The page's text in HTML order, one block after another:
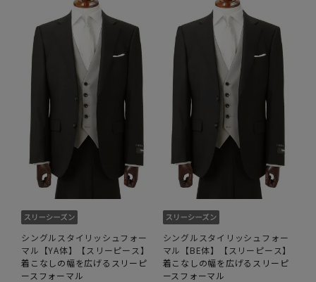
シングルスタイリッシュフォー
マル【YA体】【スリーピース】
着こなしの幅を広げるスリーピ
ースフォーマル
シングルスタイリッシュフォー
マル【BE体】【スリーピース】
着こなしの幅を広げるスリーピ
ースフォーマル